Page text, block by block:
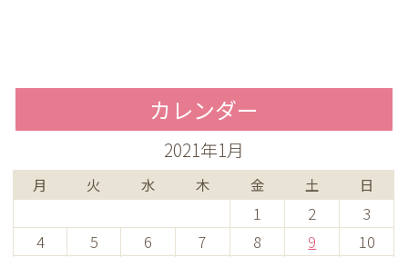
カレンダー
2021年1月
月 火 水 木 金 土 日
1 2
3
4
5 6 7 8 9
10